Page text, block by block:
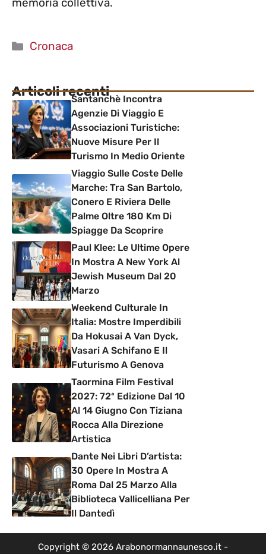
memoria collettiva.
Categorie
Cronaca
Articoli recentiSantanchè Incontra
Agenzie Di Viaggio E
Associazioni Turistiche:
Nuove Misure Per Il
Turismo In Medio Oriente
Viaggio Sulle Coste Delle
Marche: Tra San Bartolo,
Conero E Riviera Delle
Palme Oltre 180 Km Di
Spiagge Da Scoprire
Paul Klee: Le Ultime Opere
In Mostra A New York Al
Jewish Museum Dal 20
Marzo
Weekend Culturale In
Italia: Mostre Imperdibili
Da Hokusai A Van Dyck,
Vasari A Schifano E Il
Futurismo A Genova
Taormina Film Festival
2027: 72ª Edizione Dal 10
Al 14 Giugno Con Tiziana
Rocca Alla Direzione
Artistica
Dante Nei Libri D’artista:
30 Opere In Mostra A
Roma Dal 25 Marzo Alla
Biblioteca Vallicelliana Per
Il Dantedì
Copyright © 2026 Arabonormannaunesco.it -